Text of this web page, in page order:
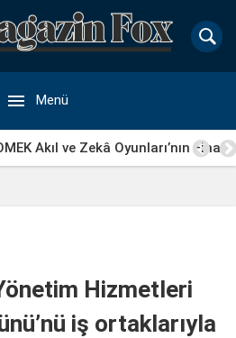
 Menü
Akıl ve Zekâ Oyunları’nın Final
Hizmetleri
iş ortaklarıyla